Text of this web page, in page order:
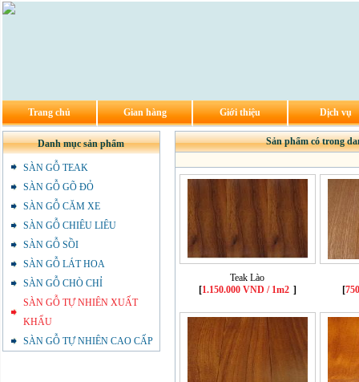
Trang chủ Gian hàng Giới thiệu Dịch vụ
Danh mục sản phẩm
SÀN GỖ TEAK
SÀN GỖ GÕ ĐỎ
SÀN GỖ CĂM XE
SÀN GỖ CHIÊU LIÊU
SÀN GỖ SỒI
SÀN GỖ LÁT HOA
SÀN GỖ CHÒ CHỈ
SÀN GỖ TỰ NHIÊN XUẤT
KHẨU
SÀN GỖ TỰ NHIÊN CAO CẤP
Sản phẩm có trong
Teak Lào
[1.150.000 VND / 1m2 ] [